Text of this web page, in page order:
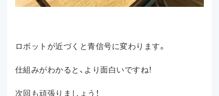
ロボットが近づくと青信号に変わります。
仕組みがわかると、より面白いですね！
次回も頑張りましょう！